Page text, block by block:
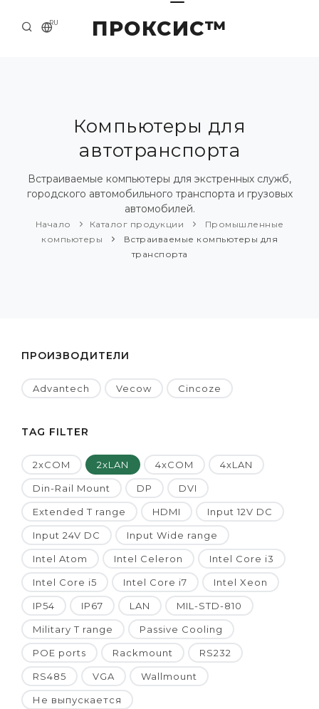
ПРОКСИС™
RU
О КОМПАНИИ
ПРИМЕРЫ И РЕШЕНИЯ
КАТАЛОГ ПРОДУКЦИИ
Компьютеры для
автотранспорта
Встраиваемые компьютеры для экстренных служб,
городского автомобильного транспорта и грузовых
автомобилей.
Начало Каталог продукции
Промышленные
компьютеры
Встраиваемые компьютеры для
транспорта
ПРОИЗВОДИТЕЛИ
Advantech Vecow Cincoze
TAG FILTER
2xCOM 2xLAN 4xCOM 4xLAN
Din-Rail Mount DP DVI
Extended T range HDMI Input 12V DC
Input 24V DC Input Wide range
Intel Atom Intel Celeron Intel Core i3
Intel Core i5 Intel Core i7 Intel Xeon
IP54 IP67 LAN MIL-STD-810
Military T range Passive Cooling
POE ports Rackmount RS232
RS485 VGA Wallmount
Не выпускается